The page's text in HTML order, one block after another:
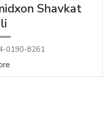
Shavkat
0190-8261